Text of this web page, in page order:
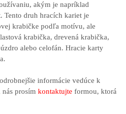
akým je napríklad
Tento druh hracích kariet je
krabičke podľa motívu, ale
krabička, drevená krabička,
alebo celofán. Hracie karty
informácie vedúce k
prosím kontaktujte formou, ktorá